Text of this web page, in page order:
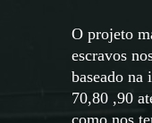
O projeto
escravos
baseado
70,80 ,90